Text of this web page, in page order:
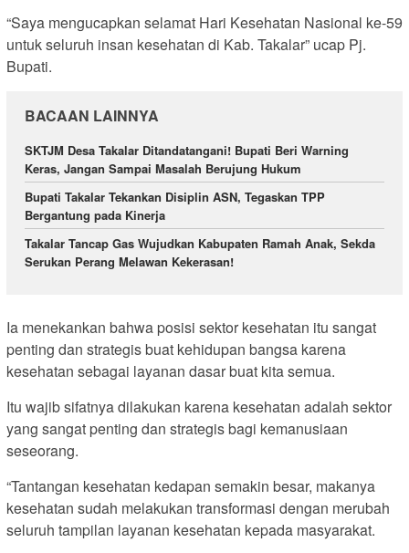
“Saya mengucapkan selamat Hari Kesehatan Nasional ke-59
untuk seluruh insan kesehatan di Kab. Takalar” ucap Pj.
Bupati.
BACAAN LAINNYA
SKTJM Desa Takalar Ditandatangani! Bupati Beri Warning
Keras, Jangan Sampai Masalah Berujung Hukum
Bupati Takalar Tekankan Disiplin ASN, Tegaskan TPP
Bergantung pada Kinerja
Takalar Tancap Gas Wujudkan Kabupaten Ramah Anak, Sekda
Serukan Perang Melawan Kekerasan!
Ia menekankan bahwa posisi sektor kesehatan itu sangat
penting dan strategis buat kehidupan bangsa karena
kesehatan sebagai layanan dasar buat kita semua.
Itu wajib sifatnya dilakukan karena kesehatan adalah sektor
yang sangat penting dan strategis bagi kemanusiaan
seseorang.
“Tantangan kesehatan kedapan semakin besar, makanya
kesehatan sudah melakukan transformasi dengan merubah
seluruh tampilan layanan kesehatan kepada masyarakat.